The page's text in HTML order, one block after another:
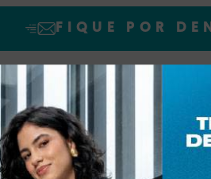
FIQUE POR